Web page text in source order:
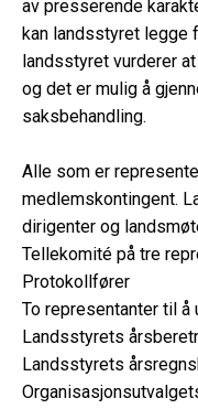
av presserende
kan landsstyret legge
landsstyret vurderer
og det er mulig å
saksbehandling.
Alle som er
medlemskontingent.
dirigenter og
Tellekomité på tre
Protokollfører
To representanter til å
Landsstyrets
Landsstyrets